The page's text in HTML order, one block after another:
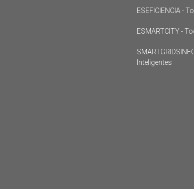
ESEFICIENCIA -
ESMARTCITY -
Inteligentes